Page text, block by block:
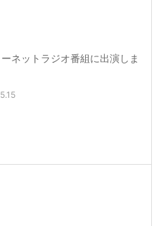
ネットラジオ番組に出演しま